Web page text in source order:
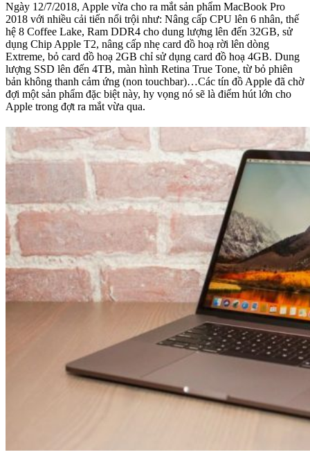
Ngày 12/7/2018, Apple vừa cho ra mắt sản phẩm MacBook Pro
2018 với nhiều cải tiến nổi trội như: Nâng cấp CPU lên 6 nhân, thế
hệ 8 Coffee Lake, Ram DDR4 cho dung lượng lên đến 32GB, sử
dụng Chip Apple T2, nâng cấp nhẹ card đồ hoạ rời lên dòng
Extreme, bỏ card đồ hoạ 2GB chỉ sử dụng card đồ hoạ 4GB. Dung
lượng SSD lên đến 4TB, màn hình Retina True Tone, từ bỏ phiên
bản không thanh cảm ứng (non touchbar)…Các tín đồ Apple đã chờ
đợi một sản phẩm đặc biệt này, hy vọng nó sẽ là điểm hút lớn cho
Apple trong đợt ra mắt vừa qua.